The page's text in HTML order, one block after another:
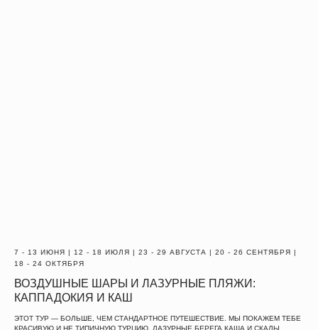
7 - 13 ИЮНЯ | 12 - 18 ИЮЛЯ | 23 - 29 АВГУСТА | 20 - 26 СЕНТЯБРЯ |
18 - 24 ОКТЯБРЯ
ВОЗДУШНЫЕ ШАРЫ И ЛАЗУРНЫЕ ПЛЯЖИ:
КАППАДОКИЯ И КАШ
ЭТОТ ТУР — БОЛЬШЕ, ЧЕМ СТАНДАРТНОЕ ПУТЕШЕСТВИЕ. МЫ ПОКАЖЕМ ТЕБЕ
КРАСИВУЮ И НЕ ТИПИЧНУЮ ТУРЦИЮ. ЛАЗУРНЫЕ БЕРЕГА КАША И СКАЛЫ